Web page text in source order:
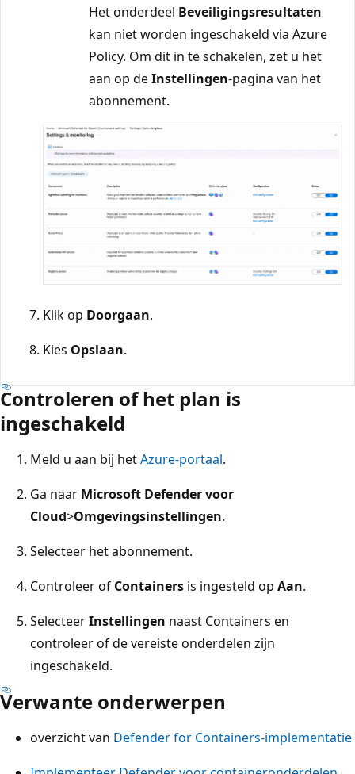
Het onderdeel Beveiligingsresultaten
kan niet worden ingeschakeld via Azure
Policy. Om dit in te schakelen, zet u het
aan op deInstellingen-pagina van het
abonnement.
Klik op Doorgaan.
Kies Opslaan.
Controleren of het plan is
ingeschakeld
Meld u aan bij hetAzure-portaal.
Ga naar Microsoft Defender voor
Cloud>Omgevingsinstellingen.
Selecteer het abonnement.
Controleer of Containers is ingesteld op Aan.
SelecteerInstellingen naast Containers en
controleer of de vereiste onderdelen zijn
ingeschakeld.
Verwante onderwerpen
overzicht van Defender for Containers-implementatie